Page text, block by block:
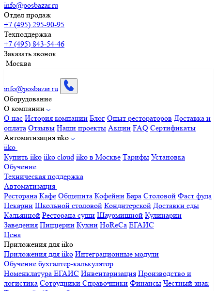
info@posbazar.ru
Отдел продаж
+7 (495) 295-90-95
Техподдержка
+7 (495) 843-54-46
Заказать звонок
Москва
info@posbazar.ru
Оборудование
О компании
О нас История компании Блог Опыт рестораторов Доставка и
оплата Отзывы Наши проекты Акции FAQ Сертификаты
Автоматизация iiko
iiko
Купить iiko iiko cloud iiko в Москве Тарифы Установка
Обучение
Техническая поддержка
Автоматизация
Ресторана Кафе Общепита Кофейни Бара Столовой Фаст фуда
Пекарни Школьной столовой Кондитерской Доставки еды
Кальянной Ресторана суши Шаурмишной Кулинарии
Заведения Пиццерии Кухни HoReCa ЕГАИС
Цена
Приложения для iiko
Приложения для iiko Интеграционные модули
Обучение бухгалтер-калькулятор
Номенклатура ЕГАИС Инвентаризация Производство и
логистика Сотрудники Справочники Финансы Честный знак